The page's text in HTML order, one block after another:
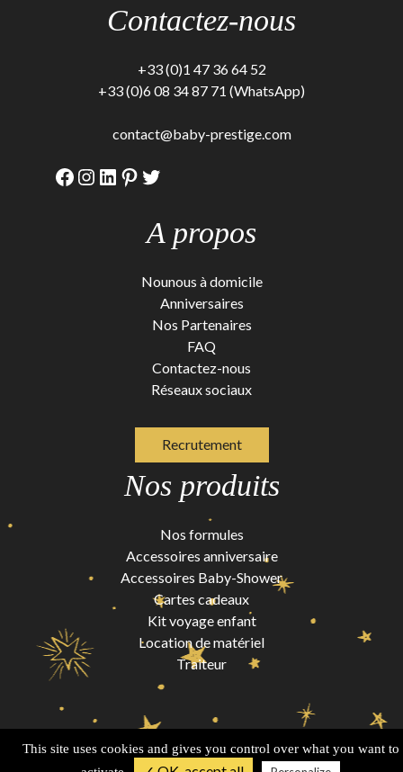
Contactez-nous
+33 (0)1 47 36 64 52
+33 (0)6 08 34 87 71 (WhatsApp)
contact@baby-prestige.com
Facebook
Instagram
LinkedIn
Pinterest
Twitter
A propos
Nounous à domicile
Anniversaires
Nos Partenaires
FAQ
Contactez-nous
Réseaux sociaux
Recrutement
Nos produits
Nos formules
Accessoires anniversaire
Accessoires Baby-Shower
Cartes cadeaux
Kit voyage enfant
Location de matériel
Traiteur
Conditions générales de vente
Mentions légales
This site uses cookies and gives you control over what you want to